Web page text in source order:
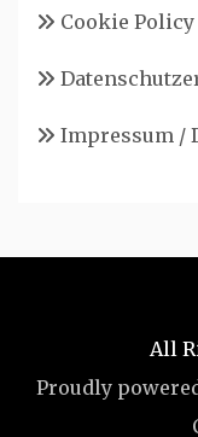
Cookie Policy
Impressum /
All
Proudly